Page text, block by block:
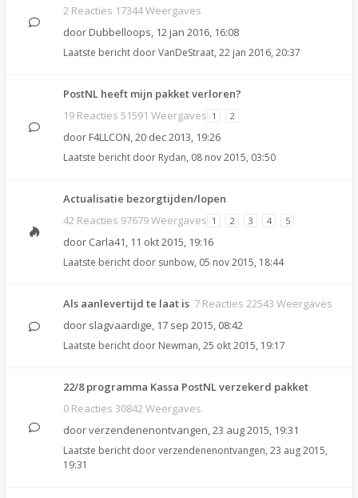
2 Reacties 17344 Weergaves
door Dubbelloops, 12 jan 2016, 16:08
Laatste bericht doorVanDeStraat, 22 jan 2016, 20:37
PostNL heeft mijn pakket verloren?
19 Reacties 51591 Weergaves 1 2
door F4LLCON,20 dec 2013, 19:26
Laatste bericht door Rydan, 08 nov 2015, 03:50
Actualisatie bezorgtijden/lopen
42 Reacties 97679 Weergaves 1 2 3 4 5
door Carla41, 11 okt 2015, 19:16
Laatste bericht door sunbow, 05 nov 2015, 18:44
Als aanlevertijd te laat is 7 Reacties 22543 Weergaves
door slagvaardige, 17 sep 2015, 08:42
Laatste bericht door Newman, 25 okt 2015, 19:17
22/8 programma Kassa PostNL verzekerd pakket
0 Reacties 30842 Weergaves
doorverzendenenontvangen,23 aug 2015, 19:31
Laatste bericht doorverzendenenontvangen, 23 aug 2015,
19:31